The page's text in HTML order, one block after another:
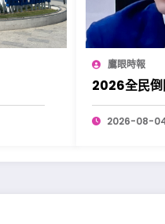
鷹眼時報
2026全民倒
2026-08-